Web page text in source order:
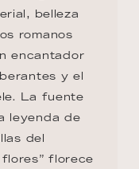
belleza
romanos
encantador
y el
La fuente
leyenda de
del
florece